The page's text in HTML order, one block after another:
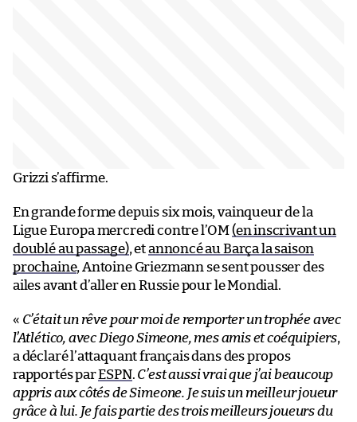
Grizzi s’affirme.
En grande forme depuis six mois, vainqueur de la
Ligue Europa mercredi contre l’OM(en inscrivant un
doublé au passage), etannoncé au Barça la saison
prochaine, Antoine Griezmann se sent pousser des
ailes avant d’aller en Russie pour le Mondial.
« C’était un rêve pour moi de remporter un trophée avec
l’Atlético, avec Diego Simeone, mes amis et coéquipiers,
a déclaré l’attaquant français dans des propos
rapportés parESPN. C’est aussi vrai que j’ai beaucoup
appris aux côtés de Simeone. Je suis un meilleur joueur
grâce à lui. Je fais partie des trois meilleurs joueurs du